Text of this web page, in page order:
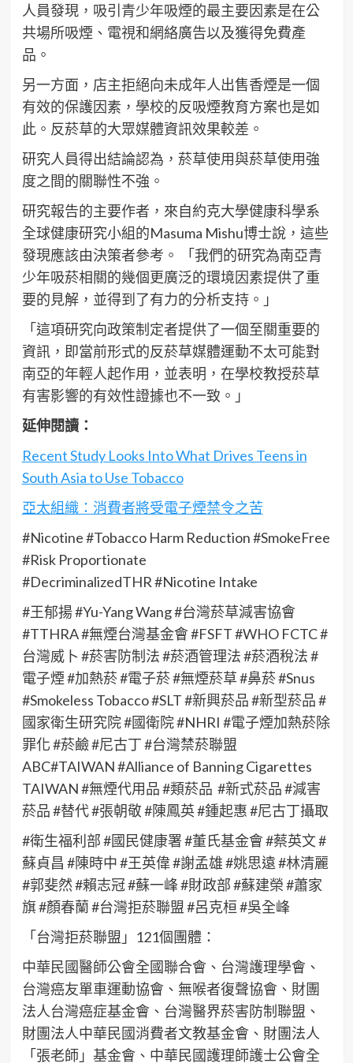
人員發現，吸引青少年吸煙的最主要因素是在公
共場所吸煙、電視和網絡廣告以及獲得免費產
品。
另一方面，店主拒絕向未成年人出售香煙是一個
有效的保護因素，學校的反吸煙教育方案也是如
此。反菸草的大眾媒體資訊效果較差。
研究人員得出結論認為，菸草使用與菸草使用強
度之間的關聯性不強。
研究報告的主要作者，來自約克大學健康科學系
全球健康研究小組的Masuma Mishu博士說，這些
發現應該由決策者參考。 「我們的研究為南亞青
少年吸菸相關的幾個更廣泛的環境因素提供了重
要的見解，並得到了有力的分析支持。」
「這項研究向政策制定者提供了一個至關重要的
資訊，即當前形式的反菸草媒體運動不太可能對
南亞的年輕人起作用，並表明，在學校教授菸草
有害影響的有效性證據也不一致。」
延伸閱讀：
Recent Study Looks Into What Drives Teens in
South Asia to Use Tobacco
亞太組織：消費者將受電子煙禁令之苦
#Nicotine #Tobacco Harm Reduction #SmokeFree
#Risk Proportionate
#DecriminalizedTHR #Nicotine Intake
#王郁揚 #Yu-Yang Wang #台灣菸草減害協會
#TTHRA #無煙台灣基金會 #FSFT #WHO FCTC #
台灣威卜 #菸害防制法 #菸酒管理法 #菸酒稅法 #
電子煙 #加熱菸 #電子菸 #無煙菸草 #鼻菸 #Snus
#Smokeless Tobacco #SLT #新興菸品 #新型菸品 #
國家衛生研究院 #國衛院 #NHRI #電子煙加熱菸除
罪化 #菸鹼 #尼古丁 #台灣禁菸聯盟
ABC#TAIWAN #Alliance of Banning Cigarettes
TAIWAN #無煙代用品 #類菸品 #新式菸品 #減害
菸品 #替代 #張朝敬 #陳鳳英 #鍾起惠 #尼古丁攝取
#衛生福利部 #國民健康署 #董氏基金會 #蔡英文 #
蘇貞昌 #陳時中 #王英偉 #謝孟雄 #姚思遠 #林清麗
#郭斐然 #賴志冠 #蘇一峰 #財政部 #蘇建榮 #蕭家
旗 #顏春蘭 #台灣拒菸聯盟 #呂克桓 #吳全峰
「台灣拒菸聯盟」121個團體：
中華民國醫師公會全國聯合會、台灣護理學會、
台灣癌友單車運動協會、無喉者復聲協會、財團
法人台灣癌症基金會、台灣醫界菸害防制聯盟、
財團法人中華民國消費者文教基金會、財團法人
「張老師」基金會、中華民國護理師護士公會全